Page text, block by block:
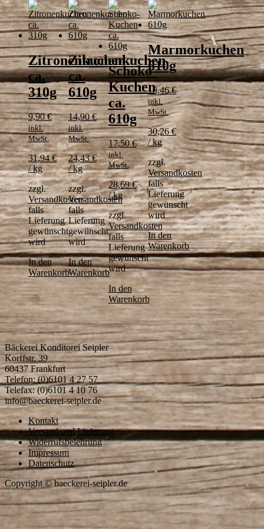
Zitronenkuchen
ca.
310g
9,90€
inkl.
MwSt.
31,94€
/kg
zzgl.
Versandkosten
falls
Lieferung
gewünscht
wird
In den
Warenkorb
Zitronenkuchen
ca.
610g
14,90€
inkl.
MwSt.
24,43€
/kg
zzgl.
Versandkosten
falls
Lieferung
gewünscht
wird
In den
Warenkorb
Schoko-
Kuchen
ca.
610g
17,50€
inkl.
MwSt.
28,69€
/kg
zzgl.
Versandkosten
falls
Lieferung
gewünscht
wird
In den
Warenkorb
Marmorkuchen
610g
18,46€
inkl.
MwSt.
30,26€
/kg
zzgl.
Versandkosten
falls
Lieferung
gewünscht
wird
In den
Warenkorb
Bäckerei Konditorei Seipler
Korffstr. 39
60437 Frankfurt
Telefon: (0)6101 4 27 57
Telefax: (0)6101 4 10 76
info@baeckerei-seipler.de
Kontakt
Versand und Lieferung
Widerrufsbelehrung
Impressum
Datenschutz
Copyright © baeckerei-seipler.de